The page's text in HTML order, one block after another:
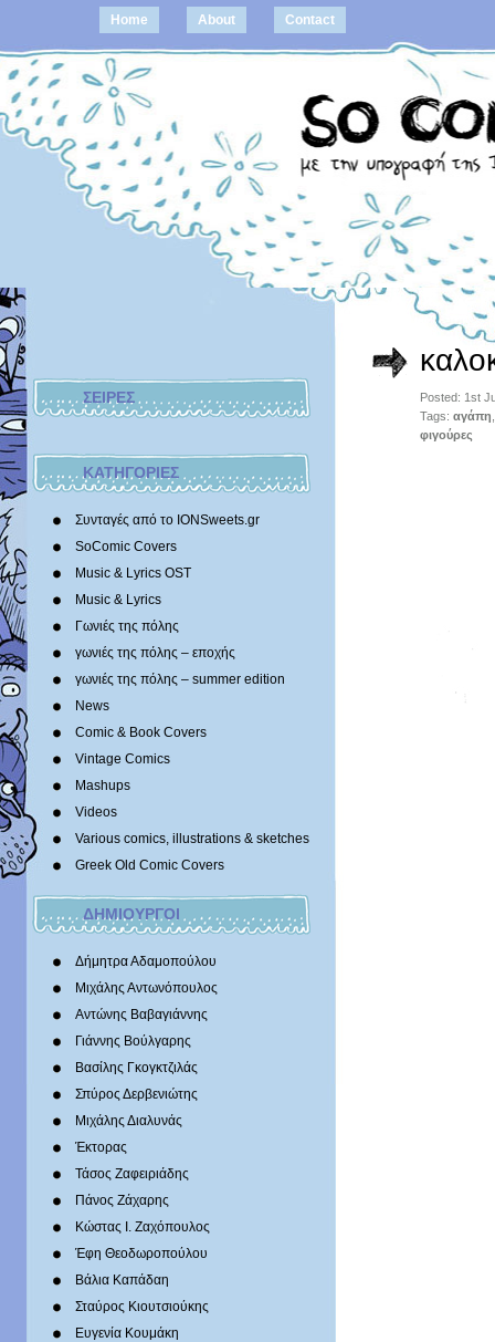
Home About Contact
ΣΕΙΡΕΣ
ΚΑΤΗΓΟΡΙΕΣ
Συνταγές από το IONSweets.gr
SoComic Covers
Music & Lyrics OST
Music & Lyrics
Γωνιές της πόλης
γωνιές της πόλης – εποχής
γωνιές της πόλης – summer edition
News
Comic & Book Covers
Vintage Comics
Mashups
Videos
Various comics, illustrations & sketches
Greek Old Comic Covers
ΔΗΜΙΟΥΡΓΟΙ
Δήμητρα Αδαμοπούλου
Μιχάλης Αντωνόπουλος
Αντώνης Βαβαγιάννης
Γιάννης Βούλγαρης
Βασίλης Γκογκτζιλάς
Σπύρος Δερβενιώτης
Mιχάλης Διαλυνάς
Έκτορας
Τάσος Ζαφειριάδης
Πάνος Ζάχαρης
Κώστας Ι. Ζαχόπουλoς
Έφη Θεοδωροπούλου
Βάλια Καπάδαη
Σταύρος Κιουτσιούκης
Ευγενία Κουμάκη
Posted: 1st
Tags: αγάπη
φιγούρες